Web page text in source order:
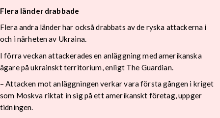
Flera länder drabbade
Flera andra länder har också drabbats av de ryska attackerna i
och i närheten av Ukraina.
I förra veckan attackerades en anläggning med amerikanska
ägare på ukrainskt territorium, enligt The Guardian.
– Attacken mot anläggningen verkar vara första gången i kriget
som Moskva riktat in sig på ett amerikanskt företag, uppger
tidningen.